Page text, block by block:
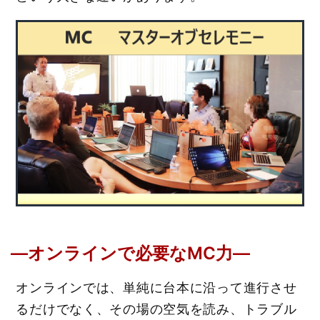
―オンラインで必要なMC力―
オンラインでは、単純に台本に沿って進行させ
るだけでなく、その場の空気を読み、トラブル